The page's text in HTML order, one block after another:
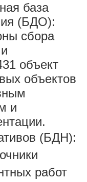
база
(БДО):
сбора
объект
объектов
и
(БДН):
работ